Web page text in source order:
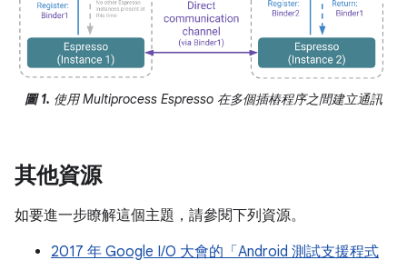
圖 1. 使用 Multiprocess Espresso 在多個插樁程序之間建立通訊
其他資源
如要進一步瞭解這個主題，請參閱下列資源。
2017 年 Google I/O 大會的「Android 測試支援程式